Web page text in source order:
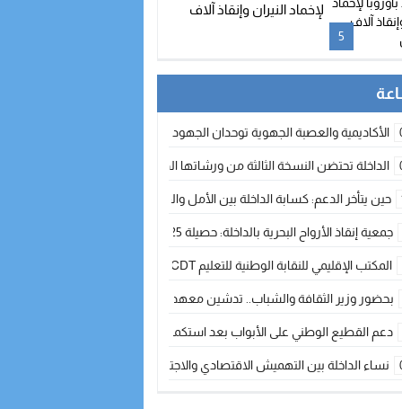
5
لإخماد النيران وإنقاذ آلاف
الأكاديمية والعصبة الجهوية توحدان الجهود لتطوير الممارسة الكروية بجهة
الداخلة تحتضن النسخة الثالثة من ورشاتها الدولية: تكوين متخصص في التراث
حين يتأخر الدعم: كسابة الداخلة بين الأمل والقلق ؟
جمعية إنقاذ الأرواح البحرية بالداخلة: حصيلة 2025 بين مهام الإنقاذ ومشروع “دار البحار”
المكتب الإقليمي للنقابة الوطنية للتعليم CDT يجتمع مع المدير الإقليمي لمناقشة ملفات جوهرية لنساء ورجال التعليم
بحضور وزير الثقافة والشباب.. تدشين معهد الموسيقى والفنون الكوريغرافية بالداخلة
دعم القطيع الوطني على الأبواب بعد استكمال الترقيم… الفلاحة المغربية
نساء الداخلة بين التهميش الاقتصادي والاجتماعي… في المؤسسات الإنتاجية